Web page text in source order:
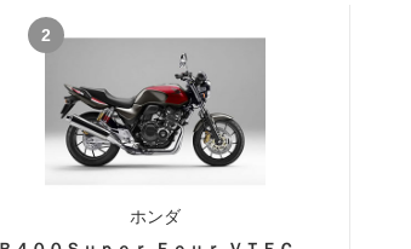
2
ホンダ